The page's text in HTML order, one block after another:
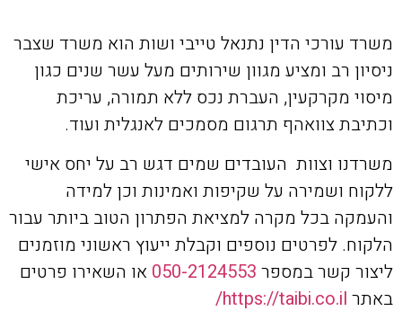
משרד עורכי הדין נתנאל טייבי ושות הוא משרד שצבר
ניסיון רב ומציע מגוון שירותים מעל עשר שנים כגון
מיסוי מקרקעין, העברת נכס ללא תמורה, עריכת
וכתיבת צוואהף תרגום מסמכים לאנגלית ועוד.
משרדנו וצוות העובדים שמים דגש רב על יחס אישי
ללקוח ושמירה על שקיפות ואמינות וכן למידה
והעמקה בכל מקרה למציאת הפתרון הטוב ביותר עבור
הלקוח. לפרטים נוספים וקבלת ייעוץ ראשוני מוזמנים
ליצור קשר במספר 050-2124553 או השאירו פרטים
באתר https://taibi.co.il/